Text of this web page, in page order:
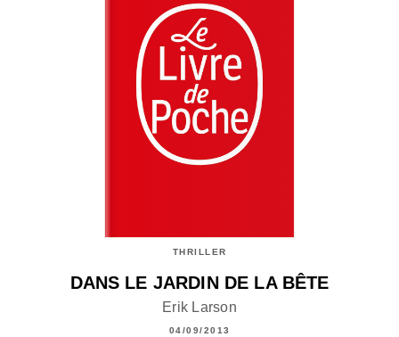
THRILLER
DANS LE JARDIN DE LA BÊTE
Erik Larson
04/09/2013